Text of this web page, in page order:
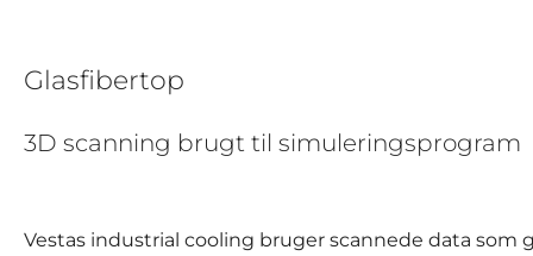
Glasfibertop
3D scanning brugt til simuleringsprogram
Vestas industrial cooling bruger scannede data som